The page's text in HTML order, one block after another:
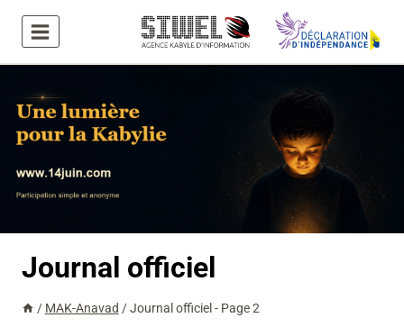
contenu
Journal officiel
/ MAK-Anavad / Journal officiel - Page 2